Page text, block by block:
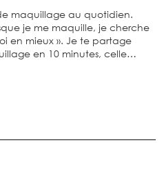
maquillage au quotidien.
je me maquille, je cherche
en mieux ». Je te partage
en 10 minutes, celle…